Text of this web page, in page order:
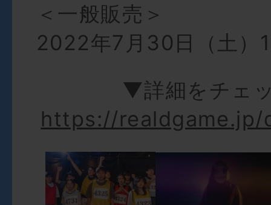
＜一般販売＞
2022年7月30日（土）
▼詳細をチェ
https://realdgame.jp/